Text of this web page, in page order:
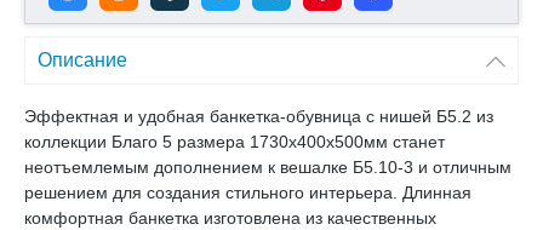
Описание
Эффектная и удобная банкетка-обувница с нишей Б5.2 из
коллекции Благо 5 размера 1730х400х500мм станет
неотъемлемым дополнением к вешалке Б5.10-3 и отличным
решением для создания стильного интерьера. Длинная
комфортная банкетка изготовлена из качественных